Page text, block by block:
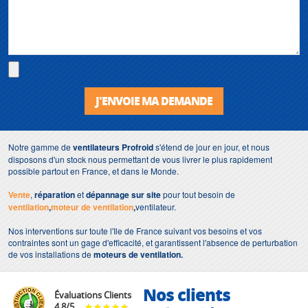
J'ENVOIE MA DEMANDE
Notre gamme deventilateurs Profroids'étend de jour en jour, et nous
disposons d'un stock nous permettant de vous livrer le plus rapidement
possible partout en France, et dans le Monde.
Vente, réparationetdépannage sur sitepour tout besoin de
ventilation,moteur de ventilation,ventilateur.
Nos interventions sur toute l'Ile de France suivant vos besoins et vos
contraintes sont un gage d'efficacité, et garantissent l'absence de perturbation
de vos installations demoteurs de ventilation.
Évaluations Clients
Nos clients